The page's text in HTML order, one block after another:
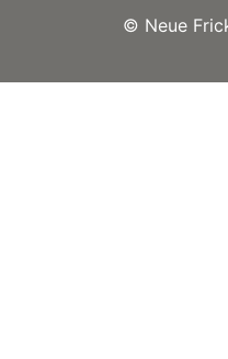
© Neue